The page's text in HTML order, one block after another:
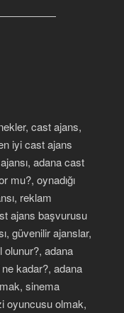
cast ajans,
iyi cast ajans
adana cast
mu?, oynadığı
reklam
ajans başvurusu
güvenilir ajanslar,
olunur?, adana
kadar?, adana
sinema
oyuncusu olmak,